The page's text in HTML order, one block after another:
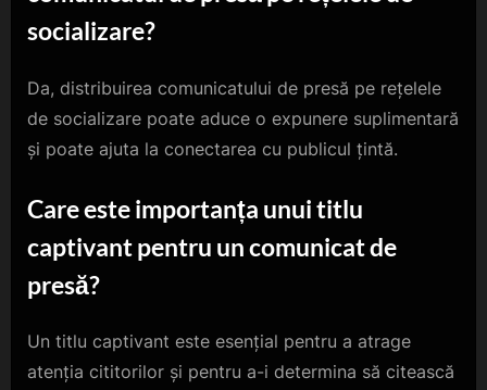
socializare?
Da, distribuirea comunicatului de presă pe rețelele
de socializare poate aduce o expunere suplimentară
și poate ajuta la conectarea cu publicul țintă.
Care este importanța unui titlu
captivant pentru un comunicat de
presă?
Un titlu captivant este esențial pentru a atrage
atenția cititorilor și pentru a-i determina să citească